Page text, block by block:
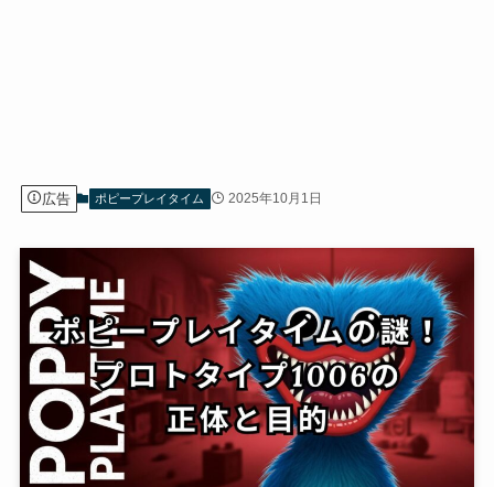
広告 ポピープレイタイム 2025年10月1日